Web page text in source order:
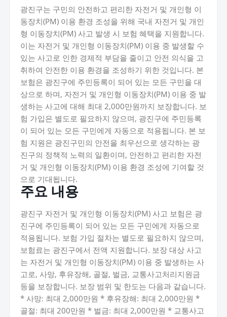
광진구는 구민의 안전하고 편리한 자전거 및 개인형 이
동장치(PM) 이용 환경 조성을 위해 국내 자전거 및 개인
형 이동장치(PM) 사고 발생 시 보험 혜택을 지원합니다.
이는 자전거 및 개인형 이동장치(PM) 이용 중 발생할 수
있는 사고로 인한 경제적 부담을 줄이고 안전 의식을 고
취하여 안전한 이용 환경을 조성하기 위한 것입니다. 본
보험은 광진구에 주민등록이 되어 있는 모든 구민을 대
상으로 하며, 자전거 및 개인형 이동장치(PM) 이용 중 발
생하는 사고에 대해 최대 2,000만원까지 보장합니다. 보
험 가입은 별도로 필요하지 않으며, 광진구에 주민등록
이 되어 있는 모든 구민에게 자동으로 적용됩니다. 본 보
험 지원은 광진구민의 안전을 최우선으로 생각하는 광
진구의 정책적 노력의 일환이며, 안전하고 편리한 자전
거 및 개인형 이동장치(PM) 이용 환경 조성에 기여할 것
으로 기대됩니다.
주요 내용
광진구 자전거 및 개인형 이동장치(PM) 사고 보험은 광
진구에 주민등록이 되어 있는 모든 구민에게 자동으로
적용됩니다. 보험 가입 절차는 별도로 필요하지 않으며,
보험료는 광진구에서 전액 지원합니다. 보장 대상 사고
는 자전거 및 개인형 이동장치(PM) 이용 중 발생하는 사
고로, 사망, 후유장해, 골절, 벌금, 교통사고처리지원금
등을 보장합니다. 보장 범위 및 한도는 다음과 같습니다.
* 사망: 최대 2,000만원 * 후유장해: 최대 2,000만원 *
골절: 최대 200만원 * 벌금: 최대 2,000만원 * 교통사고